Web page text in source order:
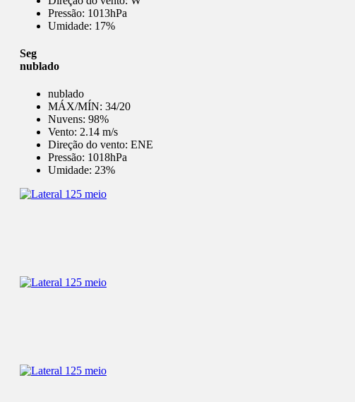
Pressão: 1013hPa
Umidade: 17%
Seg
nublado
nublado
MÁX/MÍN: 34/20
Nuvens: 98%
Vento: 2.14 m/s
Direção do vento: ENE
Pressão: 1018hPa
Umidade: 23%